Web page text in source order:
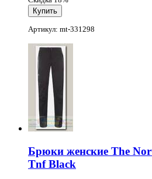
Артикул: mt-331298
Брюки женские The
Tnf Black